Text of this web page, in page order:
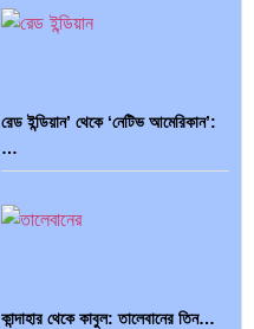
রেড ইন্ডিয়ান’ থেকে ‘নেটিভ আমেরিকান’:
…
কান্দাহার থেকে কাবুল: তালেবানের তিন…